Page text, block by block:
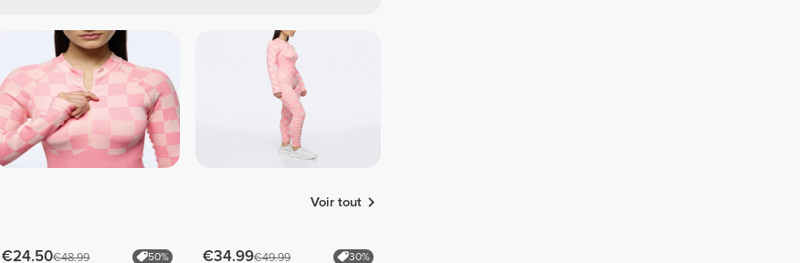
Voir tout
€24.50€48.99 50% €34.99€49.99 30%